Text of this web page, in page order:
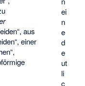
ei
n
e
d
e
ut
li
c
aus
einer